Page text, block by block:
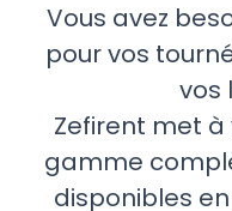
Vous avez
pour vos
vos
Zefirent met
gamme
disponibles